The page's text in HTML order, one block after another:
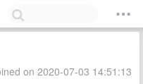
on 2020-07-03 14:51:13